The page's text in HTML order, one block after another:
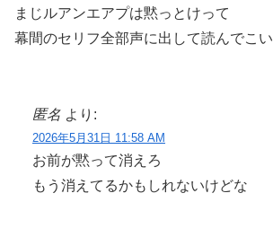
まじルアンエアプは黙っとけって
幕間のセリフ全部声に出して読んでこい
匿名 より:
2026年5月31日 11:58 AM
お前が黙って消えろ
もう消えてるかもしれないけどな